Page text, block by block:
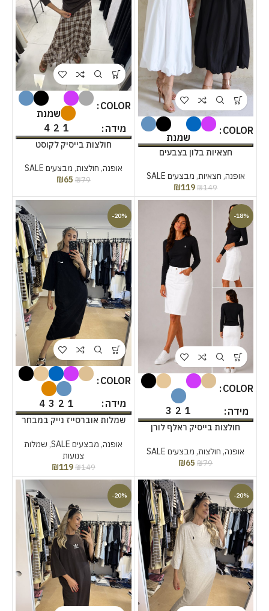
COLOR
שמנת
חצאיות בלון בצבעים
אופנה, חצאיות, מבצעים SALE
₪149
₪119
COLOR
שמנת
מידה
1
2
4
חולצות בייסיק לקוסט
אופנה, חולצות, מבצעים SALE
₪79
₪65
-18%
COLOR
מידה
1
2
3
חולצות בייסיק ראלף לורן
אופנה, חולצות, מבצעים SALE
₪79
₪65
-20%
COLOR
מידה
1
2
3
4
שמלות אוברסייז נייק במבחר
אופנה, מבצעים SALE , שמלות
צנועות
₪149
₪119
-20%
-20%